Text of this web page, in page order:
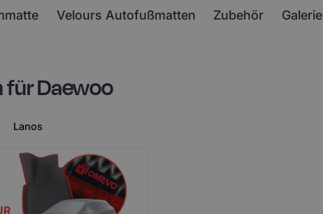
Velours Autofußmatten Zubehör Galerie
für Daewoo
Lanos